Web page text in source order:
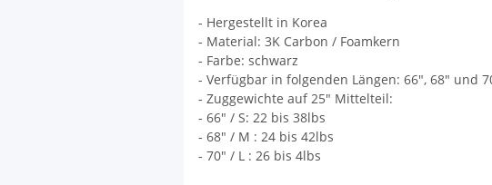
- Hergestellt in Korea
- Material: 3K Carbon / Foamkern
- Farbe: schwarz
- Verfügbar in folgenden Längen: 66", 68" und
- Zuggewichte auf 25" Mittelteil:
- 66" / S: 22 bis 38lbs
- 68" / M : 24 bis 42lbs
- 70" / L : 26 bis 4lbs